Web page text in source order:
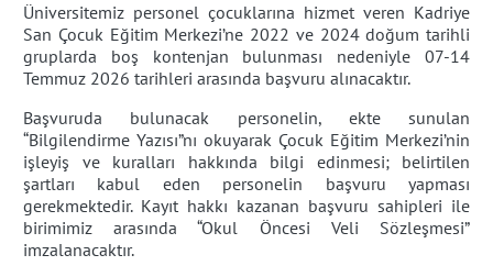
Üniversitemiz personel çocuklarına hizmet veren Kadriye
San Çocuk Eğitim Merkezi’ne 2022 ve 2024 doğum tarihli
gruplarda boş kontenjan bulunması nedeniyle 07-14
Temmuz 2026 tarihleri arasında başvuru alınacaktır.
Başvuruda bulunacak personelin, ekte sunulan
“Bilgilendirme Yazısı”nı okuyarak Çocuk Eğitim Merkezi’nin
işleyiş ve kuralları hakkında bilgi edinmesi; belirtilen
şartları kabul eden personelin başvuru yapması
gerekmektedir. Kayıt hakkı kazanan başvuru sahipleri ile
birimimiz arasında “Okul Öncesi Veli Sözleşmesi”
imzalanacaktır.